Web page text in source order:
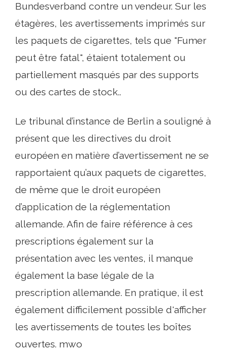
Bundesverband contre un vendeur. Sur les
étagères, les avertissements imprimés sur
les paquets de cigarettes, tels que "Fumer
peut être fatal", étaient totalement ou
partiellement masqués par des supports
ou des cartes de stock..
Le tribunal d’instance de Berlin a souligné à
présent que les directives du droit
européen en matière d’avertissement ne se
rapportaient qu’aux paquets de cigarettes,
de même que le droit européen
d’application de la réglementation
allemande. Afin de faire référence à ces
prescriptions également sur la
présentation avec les ventes, il manque
également la base légale de la
prescription allemande. En pratique, il est
également difficilement possible d'afficher
les avertissements de toutes les boîtes
ouvertes. mwo